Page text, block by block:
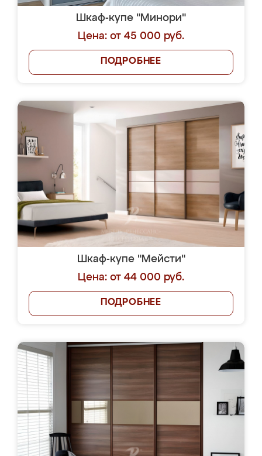
Шкаф-купе "Минори"
Цена: от 45 000 руб.
ПОДРОБНЕЕ
Шкаф-купе "Мейсти"
Цена: от 44 000 руб.
ПОДРОБНЕЕ